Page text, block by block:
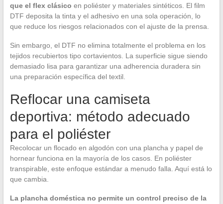
que el flex clásico en poliéster y materiales sintéticos. El film
DTF deposita la tinta y el adhesivo en una sola operación, lo
que reduce los riesgos relacionados con el ajuste de la prensa.
Sin embargo, el DTF no elimina totalmente el problema en los
tejidos recubiertos tipo cortavientos. La superficie sigue siendo
demasiado lisa para garantizar una adherencia duradera sin
una preparación específica del textil.
Reflocar una camiseta
deportiva: método adecuado
para el poliéster
Recolocar un flocado en algodón con una plancha y papel de
hornear funciona en la mayoría de los casos. En poliéster
transpirable, este enfoque estándar a menudo falla. Aquí está lo
que cambia.
La plancha doméstica no permite un control preciso de la